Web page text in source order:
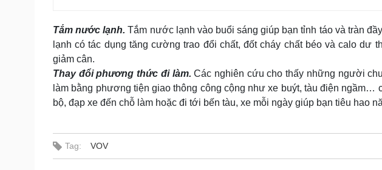
Tắm nước lạnh.Tắm nước lạnh vào buổi sáng giúp bạn tỉnh táo và tràn
lạnh có tác dụng tăng cường trao đổi chất, đốt cháy chất béo và calo dư
giảm cân.
Thay đổi phương thức đi làm. Các nghiên cứu cho thấy những người
làm bằng phương tiện giao thông công cộng như xe buýt, tàu điện ngầm…
bộ, đạp xe đến chỗ làm hoặc đi tới bến tàu, xe mỗi ngày giúp bạn tiêu hao
Tag: VOV